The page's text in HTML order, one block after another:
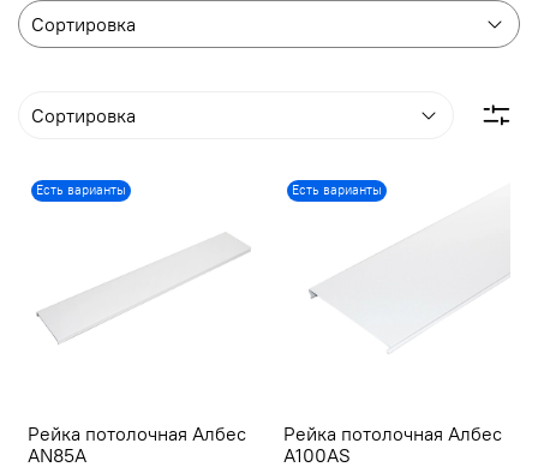
Есть варианты
Рейка потолочная Албес
AN85A
Есть варианты
Рейка потолочная Албес
A100AS